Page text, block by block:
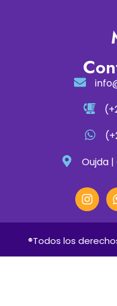
Oujda
®Todos los